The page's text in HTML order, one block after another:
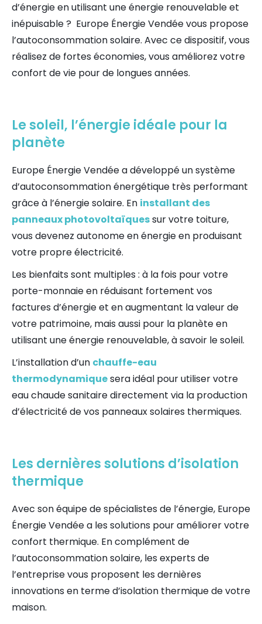
d’énergie en utilisant une énergie renouvelable et
inépuisable ? Europe Énergie Vendée vous propose
l’autoconsommation solaire. Avec ce dispositif, vous
réalisez de fortes économies, vous améliorez votre
confort de vie pour de longues années.
Le soleil, l’énergie idéale pour la
planète
Europe Énergie Vendée a développé un système
d’autoconsommation énergétique très performant
grâce à l’énergie solaire. En installant des
panneaux photovoltaïquessur votre toiture,
vous devenez autonome en énergie en produisant
votre propre électricité.
Les bienfaits sont multiples : à la fois pour votre
porte-monnaie en réduisant fortement vos
factures d’énergie et en augmentant la valeur de
votre patrimoine, mais aussi pour la planète en
utilisant une énergie renouvelable, à savoir le soleil.
L’installation d’un chauffe-eau
thermodynamiquesera idéal pour utiliser votre
eau chaude sanitaire directement via la production
d’électricité de vos panneaux solaires thermiques.
Les dernières solutions d’isolation
thermique
Avec son équipe de spécialistes de l’énergie, Europe
Énergie Vendée a les solutions pour améliorer votre
confort thermique. En complément de
l’autoconsommation solaire, les experts de
l’entreprise vous proposent les dernières
innovations en terme d’isolation thermique de votre
maison.